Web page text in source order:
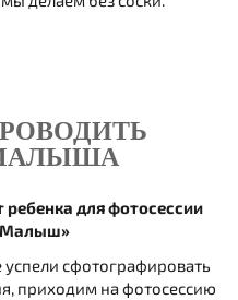
для фотосессии
успели сфотографировать
приходим на фотосессию